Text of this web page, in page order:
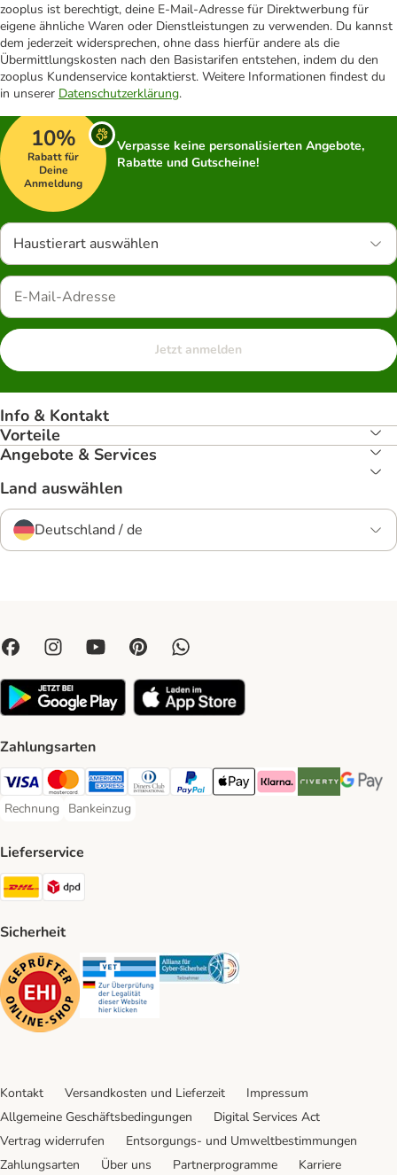
zooplus ist berechtigt, deine E-Mail-Adresse für Direktwerbung für
eigene ähnliche Waren oder Dienstleistungen zu verwenden. Du kannst
dem jederzeit widersprechen, ohne dass hierfür andere als die
Übermittlungskosten nach den Basistarifen entstehen, indem du den
zooplus Kundenservice kontaktierst. Weitere Informationen findest du
in unserer Datenschutzerklärung.
10%
Rabatt für
Deine
Anmeldung
Verpasse keine personalisierten Angebote,
Rabatte und Gutscheine!
Haustierart auswählen
Jetzt anmelden
Info & Kontakt
Vorteile
Angebote & Services
Land auswählen
Deutschland / de
Zahlungsarten
Visa Payment Method
Mastercard Payment Method
American Express Payment Method
Diners Club Payment Method
PayPal Payment Method
Apple Pay Payment Method
Klarna Payment Method
Riverty Payment
Google
Rechnung
Rechnung Payment Method
Bankeinzug
Bankeinzug Payment Method
Lieferservice
DHL Shipping Method
Sicherheit
Security Security Security
Kontakt Versandkosten und Lieferzeit
Impressum
Allgemeine Geschäftsbedingungen
Digital Services Act
Vertrag widerrufen
Entsorgungs- und Umweltbestimmungen
Zahlungsarten
Über uns Partnerprogramme Karriere